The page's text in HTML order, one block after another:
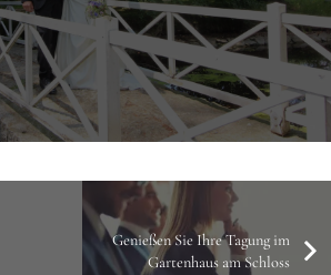
Genießen Sie Ihre Tagung im
Gartenhaus am Schloss